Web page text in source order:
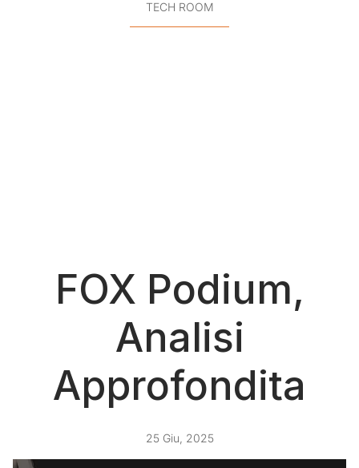
TECH ROOM
FOX Podium,
Analisi
Approfondita
25 Giu, 2025